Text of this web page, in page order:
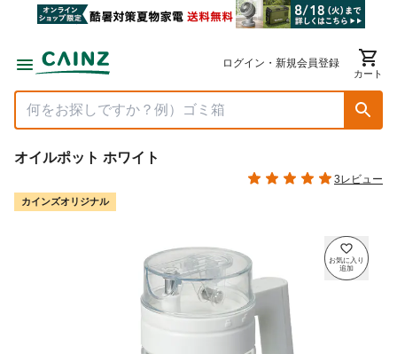
ログイン・新規会員登録
カート
オイルポット ホワイト
3レビュー
カインズオリジナル